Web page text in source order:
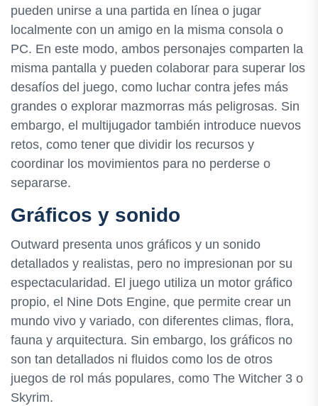
pueden unirse a una partida en línea o jugar
localmente con un amigo en la misma consola o
PC. En este modo, ambos personajes comparten la
misma pantalla y pueden colaborar para superar los
desafíos del juego, como luchar contra jefes más
grandes o explorar mazmorras más peligrosas. Sin
embargo, el multijugador también introduce nuevos
retos, como tener que dividir los recursos y
coordinar los movimientos para no perderse o
separarse.
Gráficos y sonido
Outward presenta unos gráficos y un sonido
detallados y realistas, pero no impresionan por su
espectacularidad. El juego utiliza un motor gráfico
propio, el Nine Dots Engine, que permite crear un
mundo vivo y variado, con diferentes climas, flora,
fauna y arquitectura. Sin embargo, los gráficos no
son tan detallados ni fluidos como los de otros
juegos de rol más populares, como The Witcher 3 o
Skyrim.